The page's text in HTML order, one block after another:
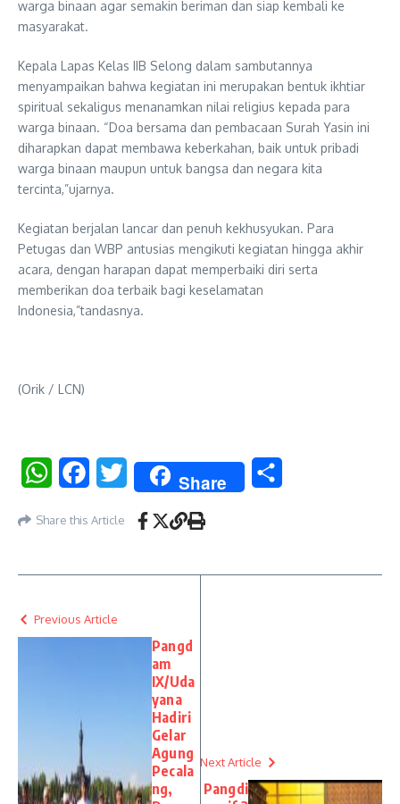
warga binaan agar semakin beriman dan siap kembali ke
masyarakat.
Kepala Lapas Kelas IIB Selong dalam sambutannya
menyampaikan bahwa kegiatan ini merupakan bentuk ikhtiar
spiritual sekaligus menanamkan nilai religius kepada para
warga binaan. “Doa bersama dan pembacaan Surah Yasin ini
diharapkan dapat membawa keberkahan, baik untuk pribadi
warga binaan maupun untuk bangsa dan negara kita
tercinta,”ujarnya.
Kegiatan berjalan lancar dan penuh kekhusyukan. Para
Petugas dan WBP antusias mengikuti kegiatan hingga akhir
acara, dengan harapan dapat memperbaiki diri serta
memberikan doa terbaik bagi keselamatan
Indonesia,”tandasnya.
(Orik / LCN)
WhatsAppFacebookTwitter Share
Share this Article
Previous Article
Pangd
am
IX/Uda
yana
Hadiri
Gelar
Agung
Pecala
ng,
Next Article
Pangdi